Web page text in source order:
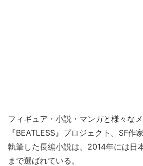
フィギュア・小説・マンガと様々な
『BEATLESS』プロジェクト。SF作
執筆した長編小説は、2014年には日
まで選ばれている。